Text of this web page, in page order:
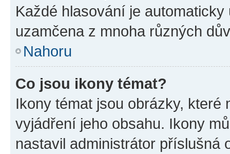
Každé hlasování je
uzamčena z mnoha různých
Nahoru
Co jsou ikony témat?
Ikony témat jsou obrázky,
vyjádření jeho obsahu. Ikony
nastavil administrátor příslušná